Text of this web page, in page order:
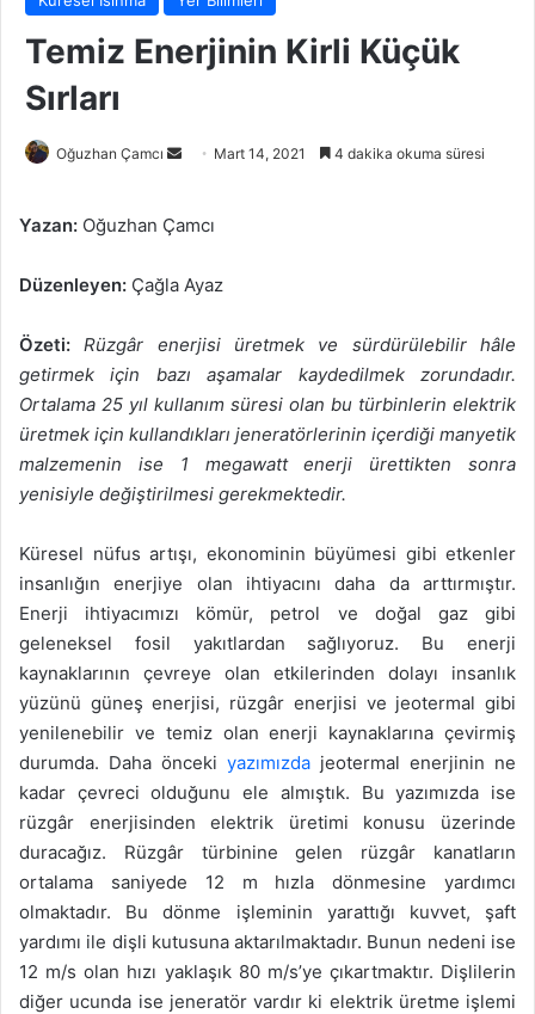
Temiz Enerjinin Kirli Küçük
Sırları
Oğuzhan Çamcı
Bir
göndermek
Mart 14, 2021 4 dakika okuma süresi
Yazan: Oğuzhan Çamcı
Düzenleyen: Çağla Ayaz
Özeti:Rüzgâr enerjisi üretmek ve sürdürülebilir hâle
getirmek için bazı aşamalar kaydedilmek zorundadır.
Ortalama 25 yıl kullanım süresi olan bu türbinlerin elektrik
üretmek için kullandıkları jeneratörlerinin içerdiği manyetik
malzemenin ise 1 megawatt enerji ürettikten sonra
yenisiyle değiştirilmesi gerekmektedir.
Küresel nüfus artışı, ekonominin büyümesi gibi etkenler
insanlığın enerjiye olan ihtiyacını daha da arttırmıştır.
Enerji ihtiyacımızı kömür, petrol ve doğal gaz gibi
geleneksel fosil yakıtlardan sağlıyoruz. Bu enerji
kaynaklarının çevreye olan etkilerinden dolayı insanlık
yüzünü güneş enerjisi, rüzgâr enerjisi ve jeotermal gibi
yenilenebilir ve temiz olan enerji kaynaklarına çevirmiş
durumda. Daha önceki yazımızda jeotermal enerjinin ne
kadar çevreci olduğunu ele almıştık. Bu yazımızda ise
rüzgâr enerjisinden elektrik üretimi konusu üzerinde
duracağız. Rüzgâr türbinine gelen rüzgâr kanatların
ortalama saniyede 12 m hızla dönmesine yardımcı
olmaktadır. Bu dönme işleminin yarattığı kuvvet, şaft
yardımı ile dişli kutusuna aktarılmaktadır. Bunun nedeni ise
12 m/s olan hızı yaklaşık 80 m/s’ye çıkartmaktır. Dişlilerin
diğer ucunda ise jeneratör vardır ki elektrik üretme işlemi